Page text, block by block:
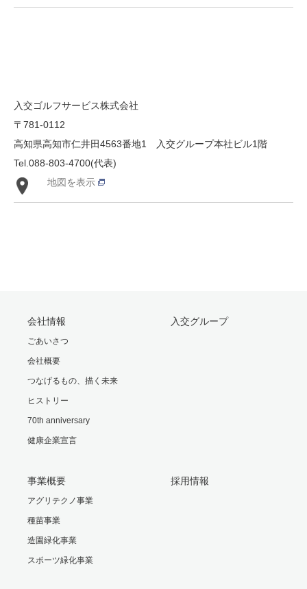
入交ゴルフサービス株式会社
〒781-0112
高知県高知市仁井田4563番地1 入交グループ本社ビル1階
Tel.088-803-4700(代表)
地図を表示
会社情報
ごあいさつ
会社概要
つなげるもの、描く未来
ヒストリー
70th anniversary
健康企業宣言
入交グループ
事業概要
アグリテクノ事業
種苗事業
造園緑化事業
スポーツ緑化事業
採用情報